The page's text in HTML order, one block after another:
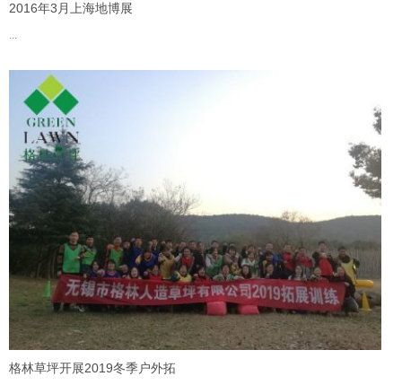
2016年3月上海地博展
...
格林草坪开展2019冬季户外拓